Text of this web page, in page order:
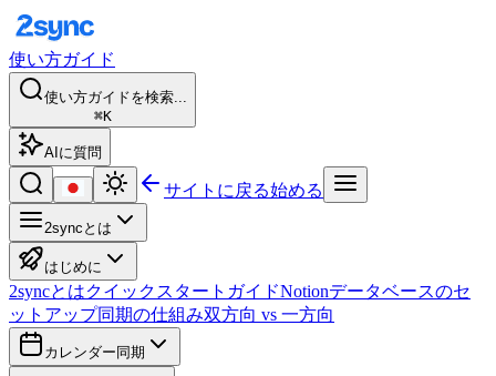
使い方ガイド
使い方ガイドを検索...
⌘K
AIに質問
サイトに戻る始める
2syncとは
はじめに
2syncとはクイックスタートガイドNotionデータベースのセ
ットアップ同期の仕組み双方向 vs 一方向
カレンダー同期